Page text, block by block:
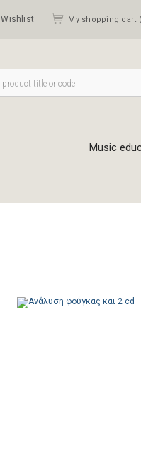
Wishlist My shopping cart (
Music